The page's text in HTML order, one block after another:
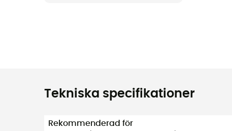
Tekniska specifikationer
Rekommenderad för